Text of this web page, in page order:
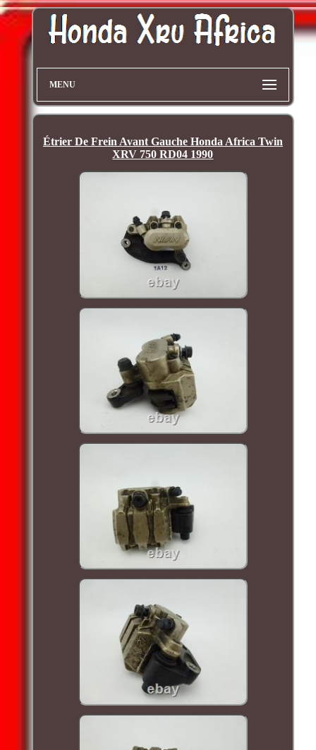
MENU
Étrier De Frein Avant Gauche Honda Africa Twin
XRV 750 RD04 1990